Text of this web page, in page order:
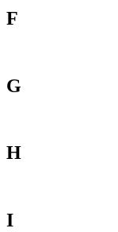
F
G
H
I